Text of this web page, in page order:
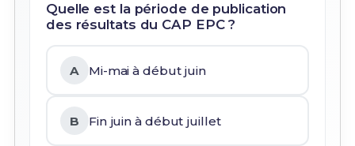
Quelle est la période de publication
des résultats du CAP EPC ?
A Mi-mai à début juin
B Fin juin à début juillet